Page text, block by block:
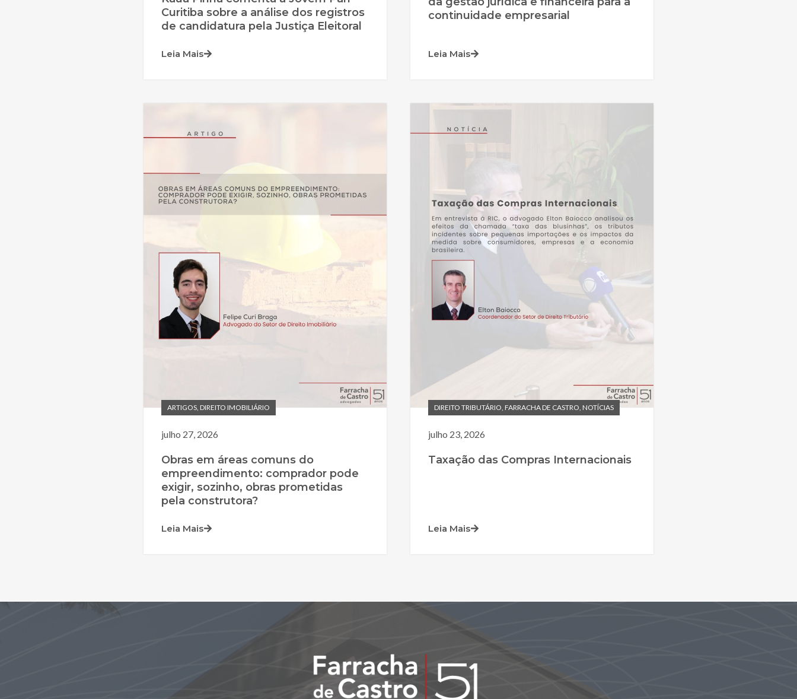
Curitiba sobre a análise dos registros
de candidatura pela Justiça Eleitoral
Leia Mais
continuidade empresarial
Leia Mais
ARTIGOS DIREITO IMOBILIÁRIO
julho 27, 2026
Obras em áreas comuns do
empreendimento: comprador pode
exigir, sozinho, obras prometidas
pela construtora?
Leia Mais
DIREITO TRIBUTÁRIO FARRACHA DE CASTRO NOTÍCIAS
julho 23, 2026
Taxação das Compras Internacionais
Leia Mais